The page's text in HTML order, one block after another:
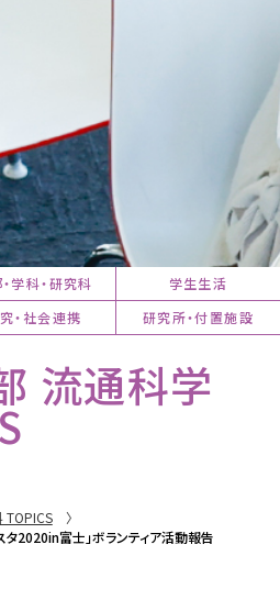
学科・研究科
学生生活
・社会連携 研究所・付置施設
流通科学
TOPICS
2020in富士」ボランティア活動報告